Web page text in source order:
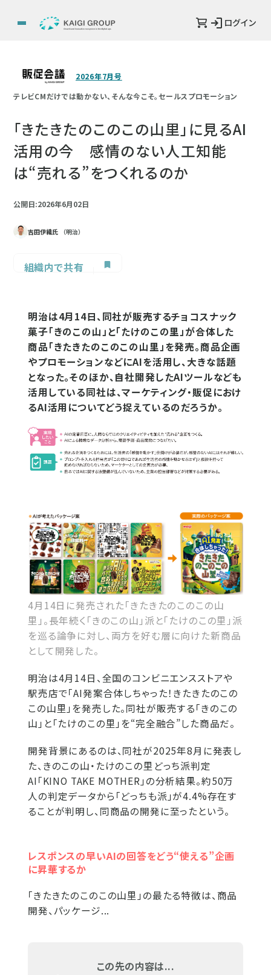
ログイン
2026年7月号
テレビCMだけでは動かない、そんな今こそ。セールスプロモーション
「きたきたのこのこの山里」に見るAI
活用の今 感情のない人工知能
は“売れる”をつくれるのか
公開日:2026年6月02日
吉田伊織氏 （明治）
組織内で共有
明治は4月14日、同社が販売するチョコスナック
菓子「きのこの山」と「たけのこの里」が合体した
商品「きたきたのこのこの山里」を発売。商品企画
やプロモーションなどにAIを活用し、大きな話題
となった。そのほか、自社開発したAIツールなども
活用している同社は、マーケティング・販促におけ
るAI活用についてどう捉えているのだろうか。
4月14日に発売された「きたきたのこのこの山
里」。長年続く「きのこの山」派と「たけのこの里」派
を巡る論争に対し、両方を好む層に向けた新商品
として開発した。
明治は4月14日、全国のコンビニエンスストアや
駅売店で「AI発案合体しちゃった！きたきたのこの
この山里」を発売した。同社が販売する「きのこの
山」と「たけのこの里」を“完全融合”した商品だ。
開発背景にあるのは、同社が2025年8月に発表し
た、きのこの山・たけのこの里どっち派判定
AI「KINO TAKE MOTHER」の分析結果。約50万
人の判定データから「どっちも派」が4.4%存在す
ることが判明し、同商品の開発に至ったという。
レスポンスの早いAIの回答をどう“使える”企画
に昇華するか
「きたきたのこのこの山里」の最たる特徴は、商品
開発、パッケージ...
この先の内容は...